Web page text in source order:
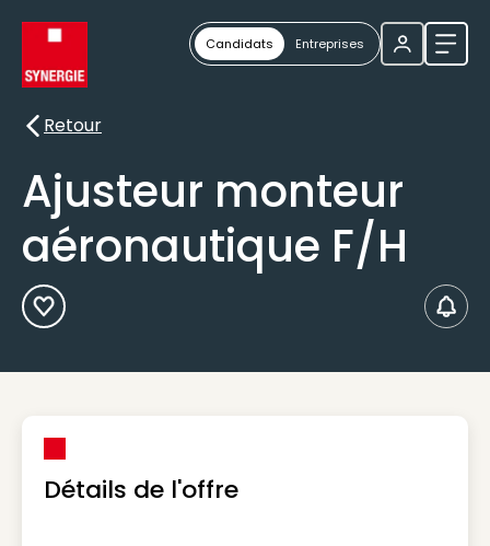
Candidats Entreprises
Retour
Retour
Ajusteur monteur
aéronautique F/H
Ajouter aux Favoris
Détails de l'offre